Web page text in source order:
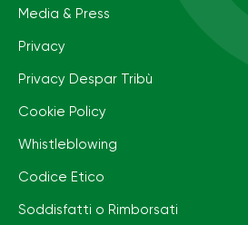
Media & Press
Privacy
Privacy Despar Tribù
Cookie Policy
Whistleblowing
Codice Etico
Soddisfatti o Rimborsati